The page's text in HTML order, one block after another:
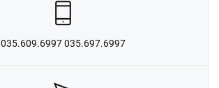
035.609.6997 035.697.6997